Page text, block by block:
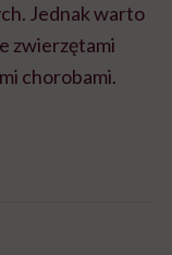
Jednak warto
zwierzętami
chorobami.